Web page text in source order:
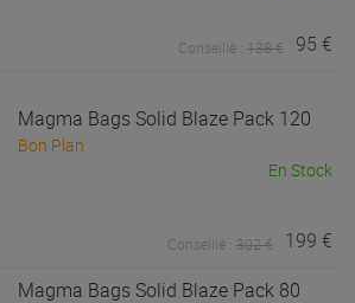
Conseillé : 138 € 95 €
Magma BagsSolid Blaze Pack 120
Bon Plan
En Stock
Conseillé : 302 €
199 €
Magma BagsSolid Blaze Pack 80